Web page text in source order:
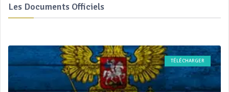
Les Documents Officiels
TÉLÉCHARGER